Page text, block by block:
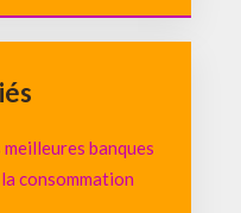
banques
consommation